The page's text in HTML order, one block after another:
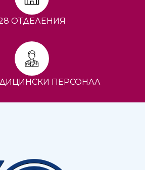
ОТДЕЛЕНИЯ
ПЕРСОНАЛ